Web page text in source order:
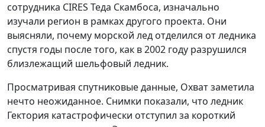
сотрудника CIRES Теда Скамбоса, изначально
изучали регион в рамках другого проекта. Они
выясняли, почему морской лед отделился от ледника
спустя годы после того, как в 2002 году разрушился
близлежащий шельфовый ледник.
Просматривая спутниковые данные, Охват заметила
нечто неожиданное. Снимки показали, что ледник
Гектория катастрофически отступил за короткий